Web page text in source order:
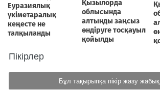
Пікірлер
Бұл тақырыпқа пікір жазу жабық